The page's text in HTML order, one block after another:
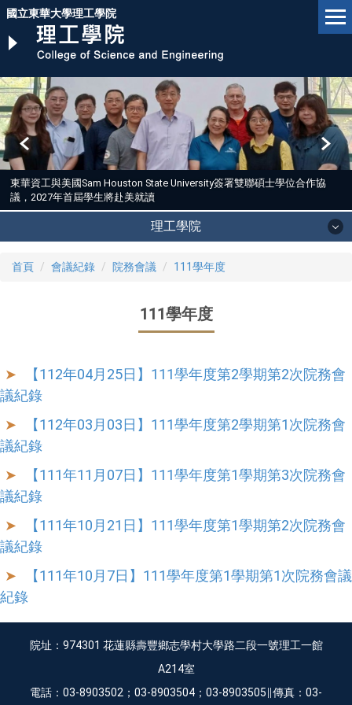
跳
主
內
容
區
國立東華大學理工學院
東華資工與美國Sam Houston State University簽署雙聯碩士學位合作協
議，2027年首屆學生將赴美就讀
理工學院
首頁 會議紀錄 院務會議 111學年度
111學年度
【112年04月25日】111學年度第2學期第2次院務會
議紀錄
【112年03月03日】111學年度第2學期第1次院務會
議紀錄
【111年11月07日】111學年度第1學期第3次院務會
議紀錄
【111年10月21日】111學年度第1學期第2次院務會
議紀錄
【111年10月7日】111學年度第1學期第1次院務會議
紀錄
院址：974301 花蓮縣壽豐鄉志學村大學路二段一號理工一館
A214室
電話：03-8903502；03-8903504；03-8903505∥傳真：03-